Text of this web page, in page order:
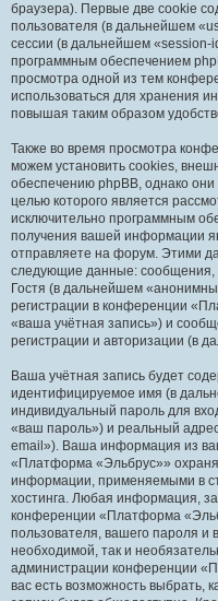
браузера). Первые две cookie
пользователя (в дальнейшем
сессии (в дальнейшем «session-
программным обеспечением
просмотра одной из тем
использоваться для хранения
повышая таким образом
Также во время просмотра
можем установить cookies,
обеспечению phpBB, однако они
целью которого является
исключительно программным
получения вашей информации
отправляете на форум. Этими
следующие данные:
Гостя (в дальнейшем
регистрации в конференции
«ваша учётная запись») и
регистрации и авторизации (в
Ваша учётная запись будет
идентифицируемое имя (в
индивидуальный пароль для
«ваш пароль») и реальный
email»). Ваша информация из
«Платформа «Эльбрус»»
информации, применяемыми в
хостинга. Любая информация,
конференции «Платформа
пользователя, вашего пароля и
необходимой, так и
администрации конференции
вас есть возможность выбрать,